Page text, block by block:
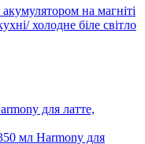
на магніті
холодне біле світло